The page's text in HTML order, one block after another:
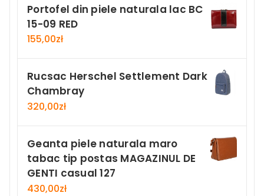
Portofel din piele naturala lac BC
15-09 RED
155,00zł
Rucsac Herschel Settlement Dark
Chambray
320,00zł
Geanta piele naturala maro
tabac tip postas MAGAZINUL DE
GENTI casual 127
430,00zł